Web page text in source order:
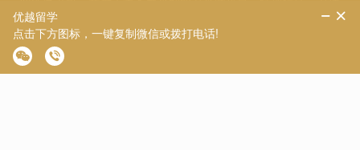
在头脑风暴环节解决掉。
而文书老师也会提前研究目标院校的课程设置、专业特色、录取
偏好甚至导师的研究方向，制作详细脑图。(见前文图示)